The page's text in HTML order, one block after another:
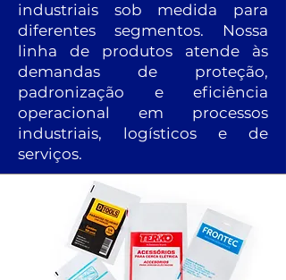
industriais sob medida para
diferentes segmentos. Nossa
linha de produtos atende às
demandas de proteção,
padronização e eficiência
operacional em processos
industriais, logísticos e de
serviços.